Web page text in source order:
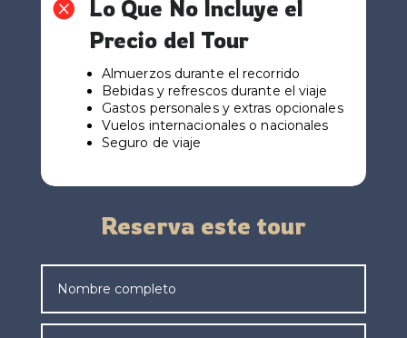

Lo Que No Incluye el
Precio del Tour
Almuerzos durante el recorrido
Bebidas y refrescos durante el viaje
Gastos personales y extras opcionales
Vuelos internacionales o nacionales
Seguro de viaje
Reserva este tour